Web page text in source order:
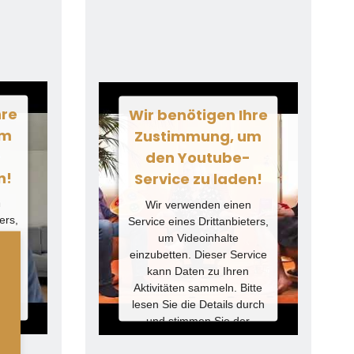
Wir benötigen Ihre
Zustimmung, um
den Youtube-
Service zu laden!
Wir verwenden einen
Service eines Drittanbieters,
um Videoinhalte
einzubetten. Dieser Service
kann Daten zu Ihren
Aktivitäten sammeln. Bitte
lesen Sie die Details durch
und stimmen Sie der
Nutzung des Service zu, um